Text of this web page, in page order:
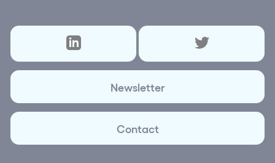
Newsletter
Contact